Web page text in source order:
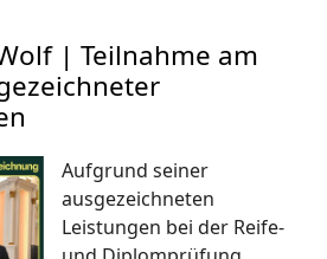
| Teilnahme am
Aufgrund seiner
ausgezeichneten
Leistungen bei der Reife-